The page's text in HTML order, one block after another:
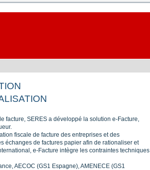
facture, SERES a développé la solution e-Facture,
fiscale de facture des entreprises et des
échanges de factures papier afin de rationaliser et
e-Facture intègre les contraintes techniques
AECOC (GS1 Espagne), AMENECE (GS1